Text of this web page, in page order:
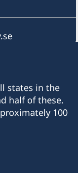
states in the
half of these.
100